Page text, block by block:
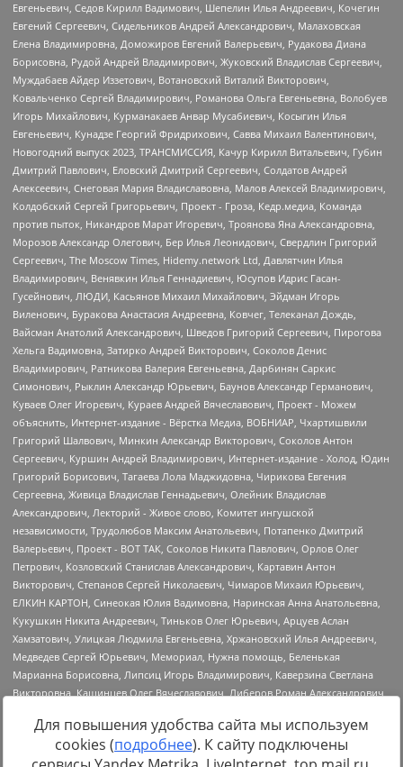
Для повышения удобства сайта мы используем
cookies (подробнее). К сайту подключены